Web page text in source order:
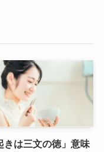
きは三文の徳」意味